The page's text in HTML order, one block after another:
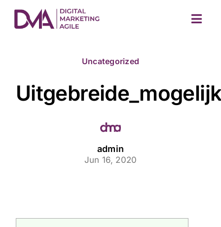
content
Uncategorized
admin
Jun 16, 2020